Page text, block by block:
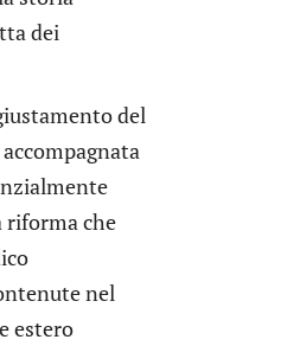
dei
del
riforma che
nel
estero